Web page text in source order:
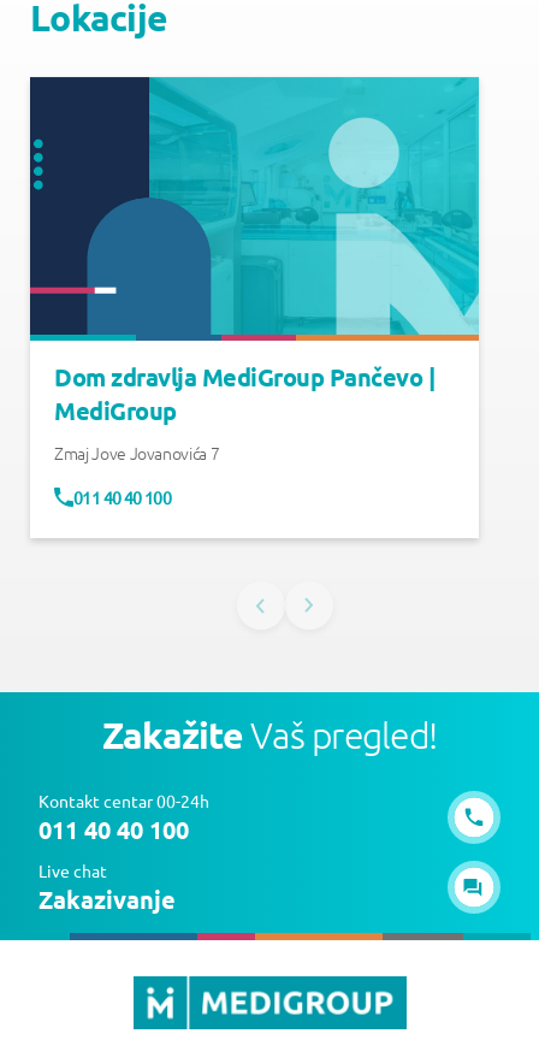
Lokacije
Dom zdravlja MediGroup Pančevo |
MediGroup
Zmaj Jove Jovanovića 7
011 40 40 100
ZakažiteVaš pregled!
Kontakt centar 00-24h
011 40 40 100
Live chat
Zakazivanje